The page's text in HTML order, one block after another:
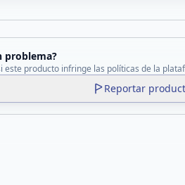
problema?
este producto infringe las políticas de la
Reportar